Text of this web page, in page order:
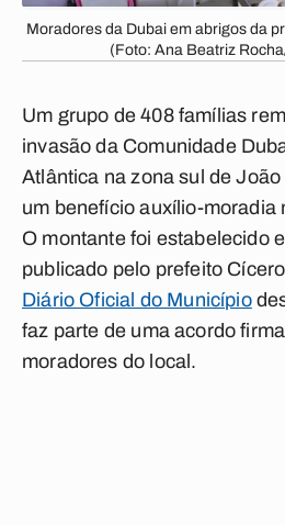
Moradores da Dubai em abrigos da
(Foto: Ana Beatriz
Um grupo de 408 famílias
invasão da Comunidade
Atlântica na zona sul de
um benefício auxílio-moradia
O montante foi estabelecido
publicado pelo prefeito
Diário Oficial do Município
faz parte de uma acordo
moradores do local.